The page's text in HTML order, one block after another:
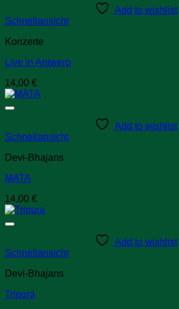
Add to wishlist
Schnellansicht
Konzerte
Live in Antwerp
14,00 €
Add to wishlist
Schnellansicht
Devi-Bhajans
MATA
14,00 €
Add to wishlist
Schnellansicht
Devi-Bhajans
Tripura